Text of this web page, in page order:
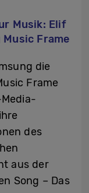
Musik: Elif
Frame
die
Frame
des
aus der
Song – Das